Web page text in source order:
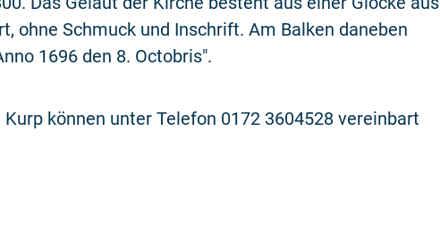
ohne Schmuck und Inschrift. Am Balken daneben
1696 den 8. Octobris".
können unter Telefon 0172 3604528 vereinbart